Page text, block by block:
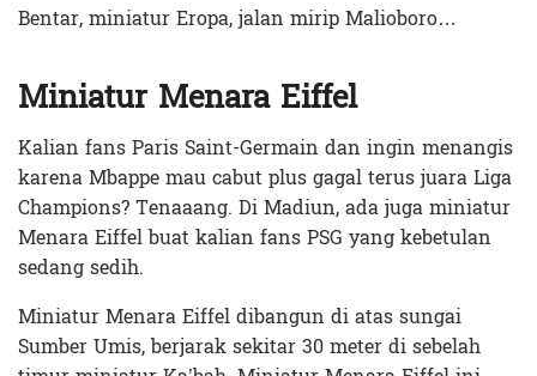
Bentar, miniatur Eropa, jalan mirip Malioboro…
Miniatur Menara Eiffel
Kalian fans Paris Saint-Germain dan ingin menangis
karena Mbappe mau cabut plus gagal terus juara Liga
Champions? Tenaaang. Di Madiun, ada juga miniatur
Menara Eiffel buat kalian fans PSG yang kebetulan
sedang sedih.
Miniatur Menara Eiffel dibangun di atas sungai
Sumber Umis, berjarak sekitar 30 meter di sebelah